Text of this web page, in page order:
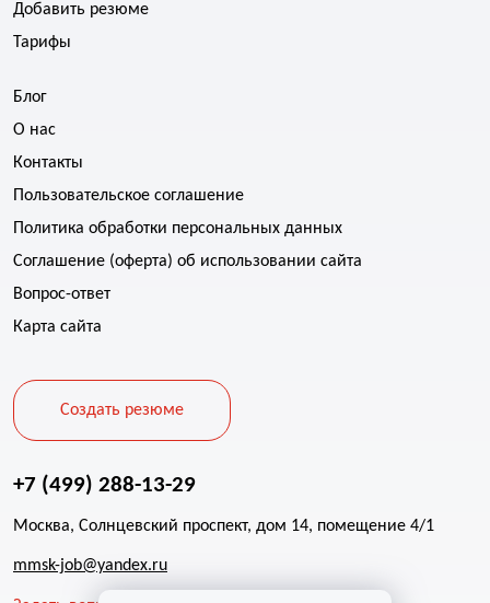
Добавить резюме
Тарифы
Блог
О нас
Контакты
Пользовательское соглашение
Политика обработки персональных данных
Соглашение (оферта) об использовании сайта
Вопрос-ответ
Карта сайта
Создать резюме
+7 (499) 288-13-29
Москва, Солнцевский проспект, дом 14, помещение 4/1
mmsk-job@yandex.ru